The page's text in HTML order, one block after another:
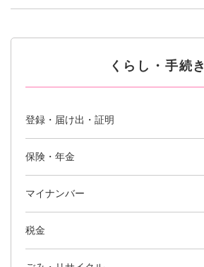
くらし・手続き
登録・届け出・証明
保険・年金
マイナンバー
税金